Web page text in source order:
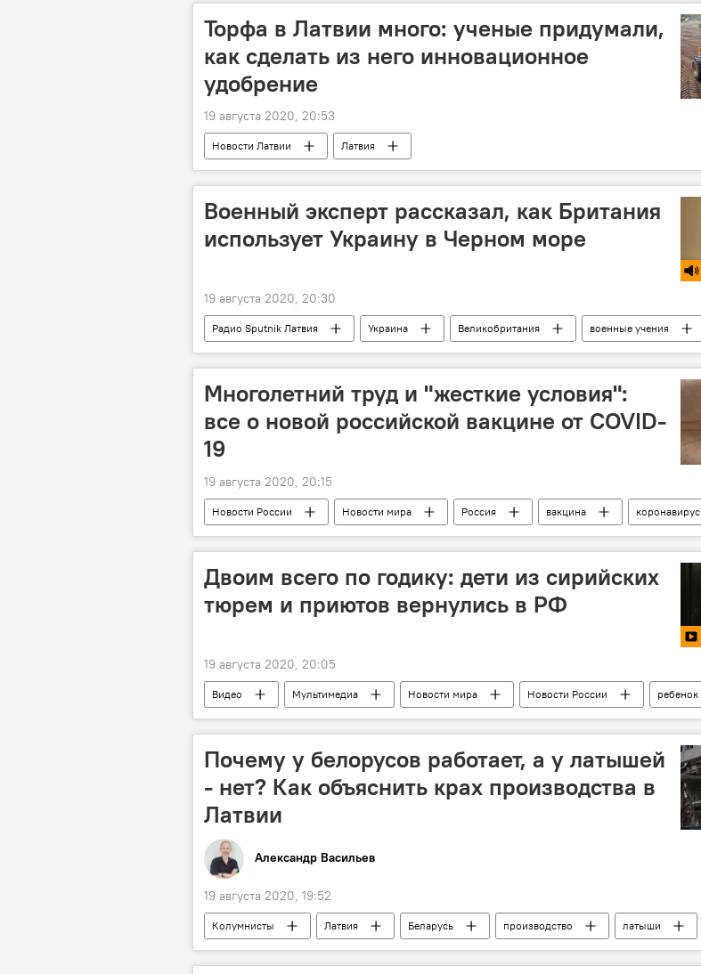
Торфа в Латвии много: ученые придумали,
как сделать из него инновационное
удобрение
19 августа 2020, 20:53
Новости Латвии Латвия
Военный эксперт рассказал, как Британия
использует Украину в Черном море
19 августа 2020, 20:30
Радио Sputnik Латвия Украина Великобритания
военные учения
Александр Жилин
флот
Многолетний труд и "жесткие условия":
все о новой российской вакцине от COVID-
19
19 августа 2020, 20:15
Новости России Новости мира Россия вакцина коронавирус
Двоим всего по годику: дети из сирийских
тюрем и приютов вернулись в РФ
19 августа 2020, 20:05
Видео Мультимедиа Новости мира Новости России
ребенок
Россия
Сирия самолет
Почему у белорусов работает, а у латышей
- нет? Как объяснить крах производства в
Латвии
Александр Васильев
19 августа 2020, 19:52
Колумнисты Латвия Беларусь производство латыши